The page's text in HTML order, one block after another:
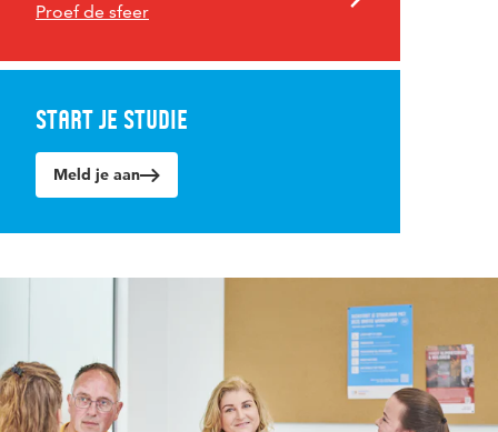
Proef de sfeer
Start je studie
Meld je aan